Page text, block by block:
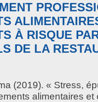
À RISQUE
DE LA
(2019). « Stress,
alimentaires et